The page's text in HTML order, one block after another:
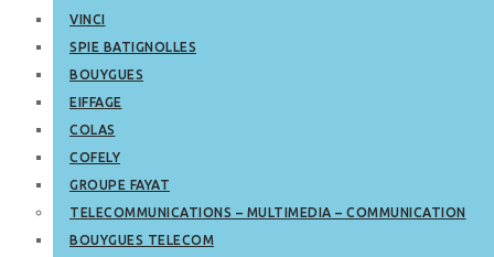
VINCI
SPIE BATIGNOLLES
BOUYGUES
EIFFAGE
COLAS
COFELY
GROUPE FAYAT
TELECOMMUNICATIONS – MULTIMEDIA – COMMUNICATION
BOUYGUES TELECOM